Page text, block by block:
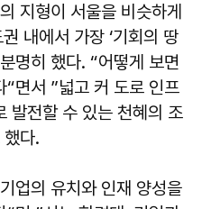
지형이 서울을 비슷하게
내에서 가장 ‘기회의 땅
명히 했다. “어떻게 보면
면서 ”넓고 커 도로 인프
발전할 수 있는 천혜의 조
다.
업의 유치와 인재 양성을